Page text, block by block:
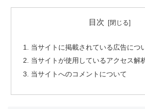
目次
当サイトに掲載されている広告につ
当サイトが使用しているアクセス解
当サイトへのコメントについて